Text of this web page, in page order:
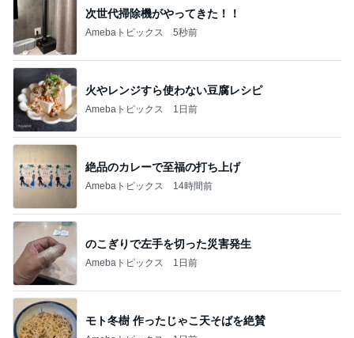
次世代掃除機がやってきた！！
Amebaトピックス 5秒前
火やレンジすら使わない豆腐レシピ
Amebaトピックス 1日前
絶品のカレーで至福の打ち上げ
Amebaトピックス 14時間前
のこぎりで左手を切った災害発生
Amebaトピックス 1日前
モト冬樹 作ったじゃこ天そばを絶賛